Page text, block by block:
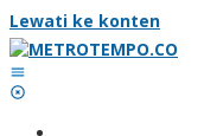
Lewati ke konten